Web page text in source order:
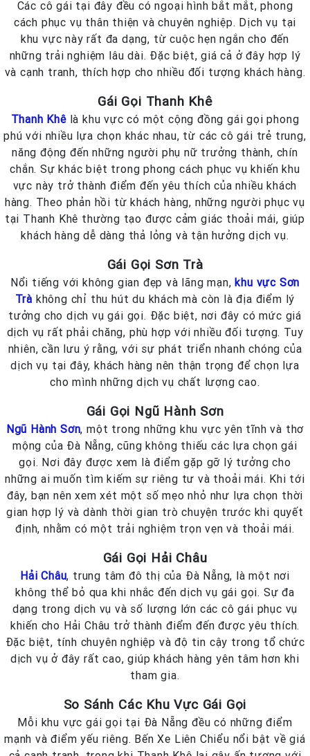
Các cô gái tại đây đều có ngoại hình bắt mắt, phong
cách phục vụ thân thiện và chuyên nghiệp. Dịch vụ tại
khu vực này rất đa dạng, từ cuộc hẹn ngắn cho đến
những trải nghiệm lâu dài. Đặc biệt, giá cả ở đây hợp lý
và cạnh tranh, thích hợp cho nhiều đối tượng khách hàng.
Gái Gọi Thanh Khê
Thanh Khêlà khu vực có một cộng đồng gái gọi phong
phú với nhiều lựa chọn khác nhau, từ các cô gái trẻ trung,
năng động đến những người phụ nữ trưởng thành, chín
chắn. Sự khác biệt trong phong cách phục vụ khiến khu
vực này trở thành điểm đến yêu thích của nhiều khách
hàng. Theo phản hồi từ khách hàng, những người phục vụ
tại Thanh Khê thường tạo được cảm giác thoải mái, giúp
khách hàng dễ dàng thả lỏng và tận hưởng dịch vụ.
Gái Gọi Sơn Trà
Nổi tiếng với không gian đẹp và lãng mạn,khu vực Sơn
Trà không chỉ thu hút du khách mà còn là địa điểm lý
tưởng cho dịch vụ gái gọi. Đặc biệt, nơi đây có mức giá
dịch vụ rất phải chăng, phù hợp với nhiều đối tượng. Tuy
nhiên, cần lưu ý rằng, với sự phát triển nhanh chóng của
dịch vụ tại đây, khách hàng nên thận trọng để chọn lựa
cho mình những dịch vụ chất lượng cao.
Gái Gọi Ngũ Hành Sơn
Ngũ Hành Sơn, một trong những khu vực yên tĩnh và thơ
mộng của Đà Nẵng, cũng không thiếu các lựa chọn gái
gọi. Nơi đây được xem là điểm gặp gỡ lý tưởng cho
những ai muốn tìm kiếm sự riêng tư và thoải mái. Khi tới
đây, bạn nên xem xét một số mẹo nhỏ như lựa chọn thời
gian hợp lý và dành thời gian trò chuyện trước khi quyết
định, nhằm có một trải nghiệm trọn vẹn và thoải mái.
Gái Gọi Hải Châu
Hải Châu, trung tâm đô thị của Đà Nẵng, là một nơi
không thể bỏ qua khi nhắc đến dịch vụ gái gọi. Sự đa
dạng trong dịch vụ và số lượng lớn các cô gái phục vụ
khiến cho Hải Châu trở thành điểm đến được yêu thích.
Đặc biệt, tính chuyên nghiệp và độ tin cậy trong tổ chức
dịch vụ ở đây rất cao, giúp khách hàng yên tâm hơn khi
tham gia.
So Sánh Các Khu Vực Gái Gọi
Mỗi khu vực gái gọi tại Đà Nẵng đều có những điểm
mạnh và điểm yếu riêng. Bến Xe Liên Chiểu nổi bật về giá